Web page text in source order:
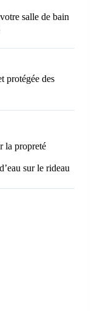
salle de bain
protégée des
la propreté
sur le rideau